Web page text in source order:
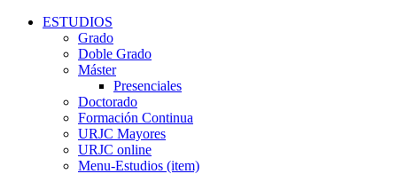
ESTUDIOS
Grado
Doble Grado
Máster
Presenciales
Doctorado
Formación Continua
URJC Mayores
URJC online
Menu-Estudios (item)